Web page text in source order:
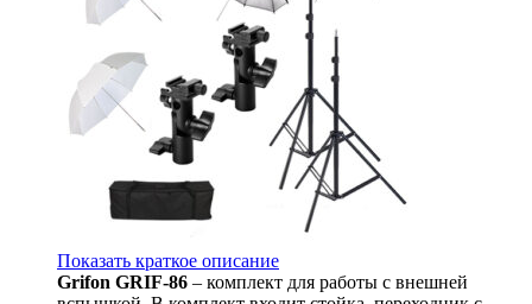
Показать краткое описание
Grifon GRIF-86 – комплект для работы с внешней